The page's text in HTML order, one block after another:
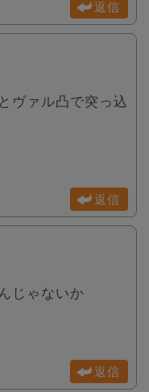
返信
ヴァル凸で突っ込
返信
じゃないか
返信